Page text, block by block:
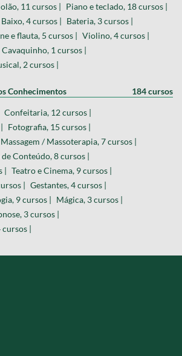
11 cursos | Piano e teclado, 18 cursos |
Baixo, 4 cursos | Bateria, 3 cursos |
e flauta, 5 cursos | Violino, 4 cursos |
Cavaquinho, 1 cursos |
2 cursos |
Conhecimentos 184 cursos
Confeitaria, 12 cursos |
Fotografia, 15 cursos |
Massagem / Massoterapia, 7 cursos |
Conteúdo, 8 cursos |
| Teatro e Cinema, 9 cursos |
| Gestantes, 4 cursos |
9 cursos | Mágica, 3 cursos |
3 cursos |
cursos |